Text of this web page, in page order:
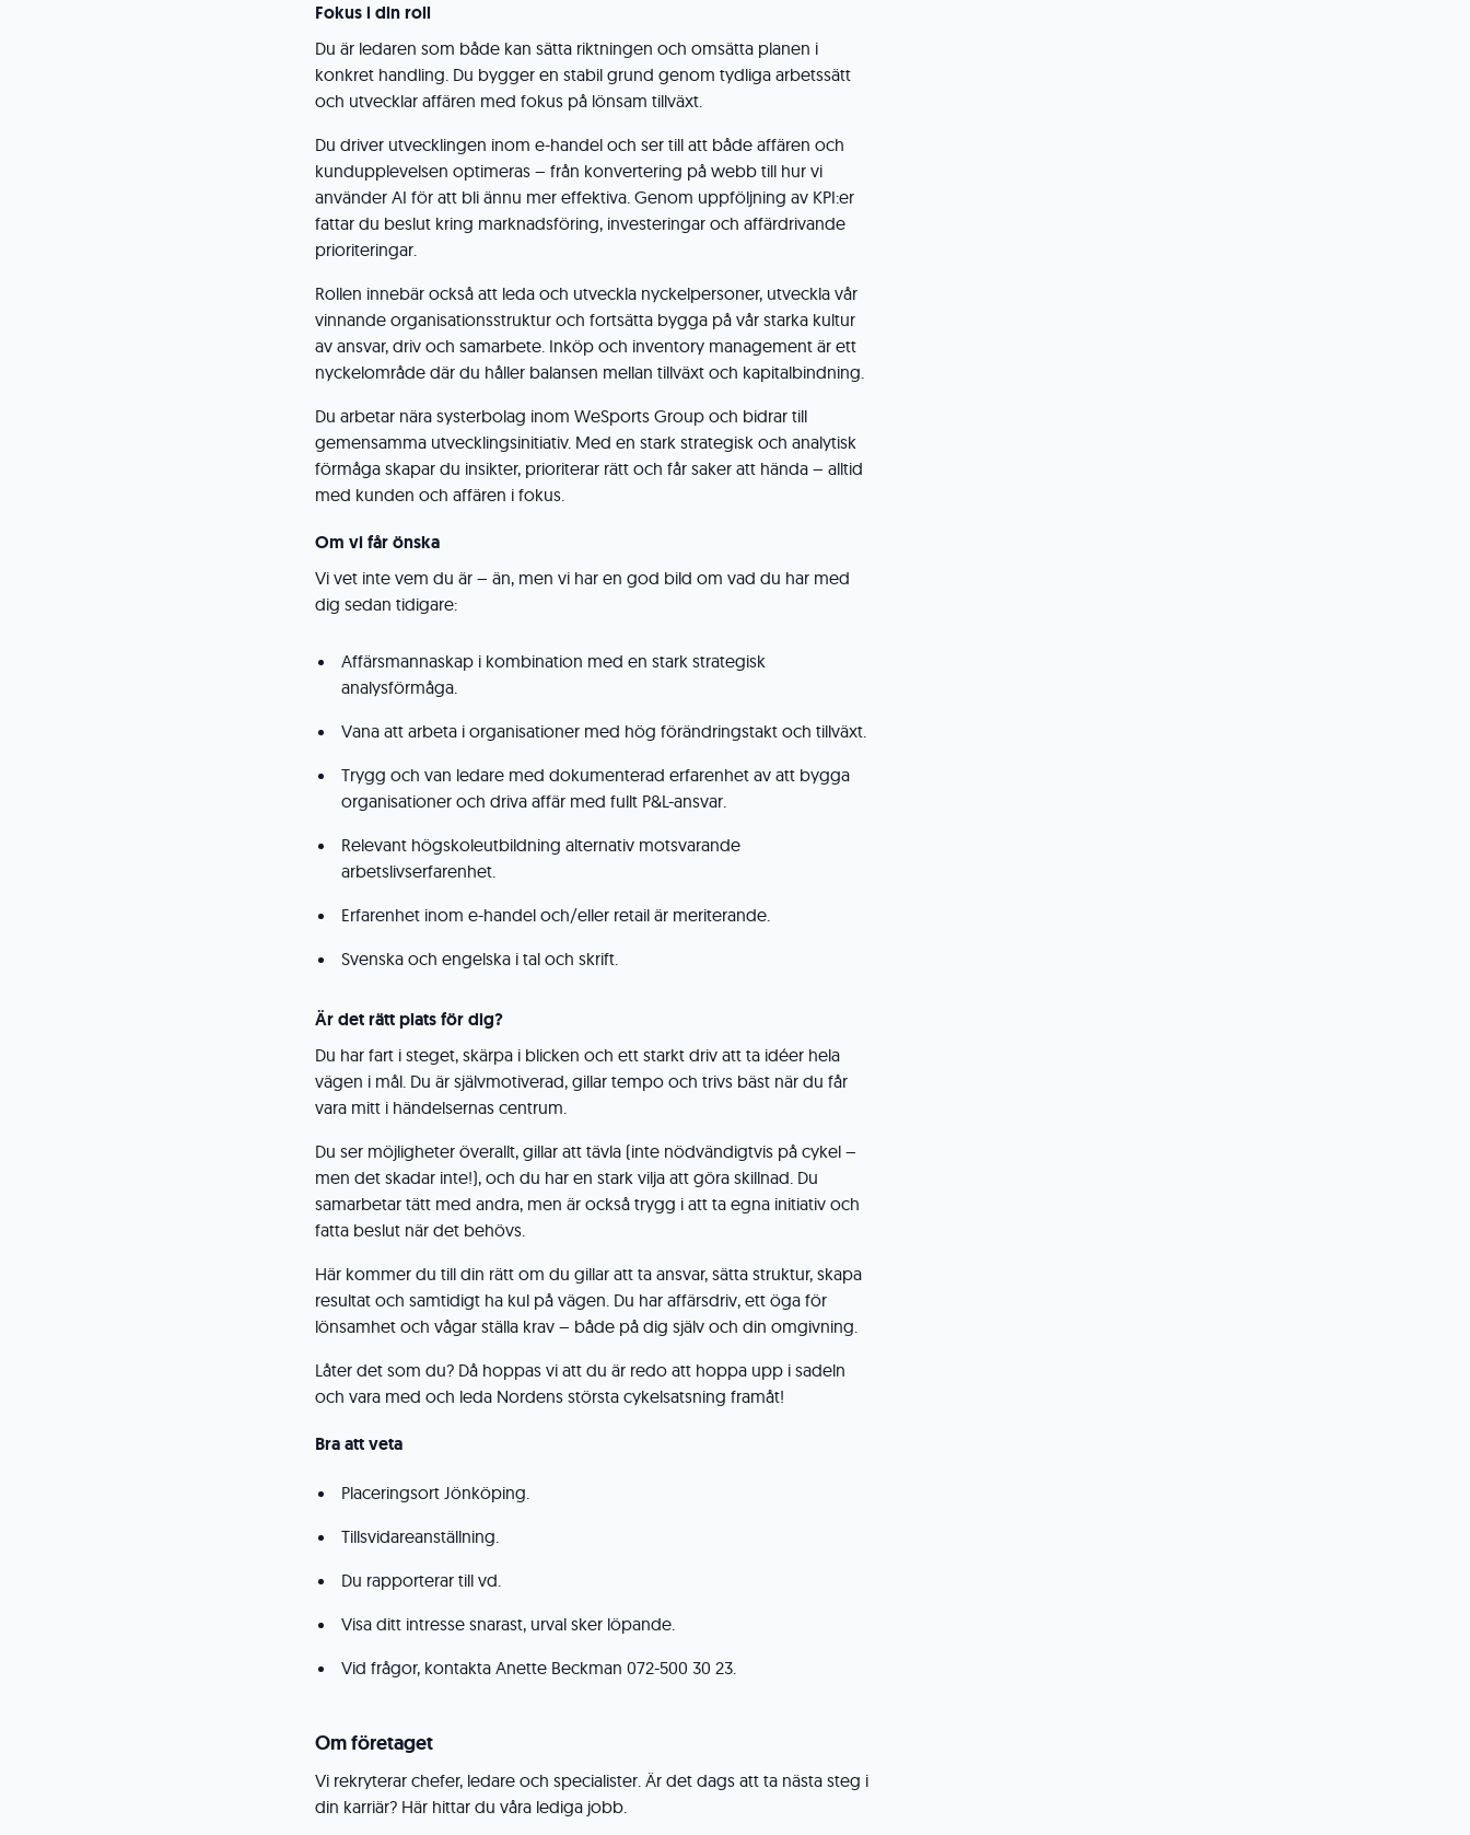
Fokus i din roll
Du är ledaren som både kan sätta riktningen och omsätta planen i
konkret handling. Du bygger en stabil grund genom tydliga arbetssätt
och utvecklar affären med fokus på lönsam tillväxt.
Du driver utvecklingen inom e-handel och ser till att både affären och
kundupplevelsen optimeras – från konvertering på webb till hur vi
använder AI för att bli ännu mer effektiva. Genom uppföljning av KPI:er
fattar du beslut kring marknadsföring, investeringar och affärdrivande
prioriteringar.
Rollen innebär också att leda och utveckla nyckelpersoner, utveckla vår
vinnande organisationsstruktur och fortsätta bygga på vår starka kultur
av ansvar, driv och samarbete. Inköp och inventory management är ett
nyckelområde där du håller balansen mellan tillväxt och kapitalbindning.
Du arbetar nära systerbolag inom WeSports Group och bidrar till
gemensamma utvecklingsinitiativ. Med en stark strategisk och analytisk
förmåga skapar du insikter, prioriterar rätt och får saker att hända – alltid
med kunden och affären i fokus.
Om vi får önska
Vi vet inte vem du är – än, men vi har en god bild om vad du har med
dig sedan tidigare:
Affärsmannaskap i kombination med en stark strategisk
analysförmåga.
Vana att arbeta i organisationer med hög förändringstakt och tillväxt.
Trygg och van ledare med dokumenterad erfarenhet av att bygga
organisationer och driva affär med fullt P&L-ansvar.
Relevant högskoleutbildning alternativ motsvarande
arbetslivserfarenhet.
Erfarenhet inom e-handel och/eller retail är meriterande.
Svenska och engelska i tal och skrift.
Är det rätt plats för dig?
Du har fart i steget, skärpa i blicken och ett starkt driv att ta idéer hela
vägen i mål. Du är självmotiverad, gillar tempo och trivs bäst när du får
vara mitt i händelsernas centrum.
Du ser möjligheter överallt, gillar att tävla (inte nödvändigtvis på cykel –
men det skadar inte!), och du har en stark vilja att göra skillnad. Du
samarbetar tätt med andra, men är också trygg i att ta egna initiativ och
fatta beslut när det behövs.
Här kommer du till din rätt om du gillar att ta ansvar, sätta struktur, skapa
resultat och samtidigt ha kul på vägen. Du har affärsdriv, ett öga för
lönsamhet och vågar ställa krav – både på dig själv och din omgivning.
Låter det som du? Då hoppas vi att du är redo att hoppa upp i sadeln
och vara med och leda Nordens största cykelsatsning framåt!
Bra att veta
Placeringsort Jönköping.
Tillsvidareanställning.
Du rapporterar till vd.
Visa ditt intresse snarast, urval sker löpande.
Vid frågor, kontakta Anette Beckman 072-500 30 23.
Om företaget
Vi rekryterar chefer, ledare och specialister. Är det dags att ta nästa steg i
din karriär? Här hittar du våra lediga jobb.